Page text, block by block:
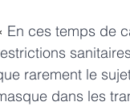
En ces temps de
rarement le
dans les